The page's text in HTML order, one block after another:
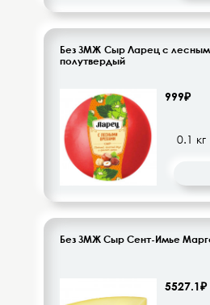
Детское питание
Напитки безалкогольные
Овощи-фрукты
Корма для животных
Сопутствующие товары
Без ЗМЖ Сыр Ларец с
полутвердый
999₽
Без ЗМЖ Сыр Сент-Имье
5527.1₽